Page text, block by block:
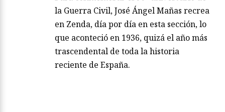
la Guerra Civil, José Ángel Mañas recrea
en Zenda, día por día en esta sección, lo
que aconteció en 1936, quizá el año más
trascendental de toda la historia
reciente de España.